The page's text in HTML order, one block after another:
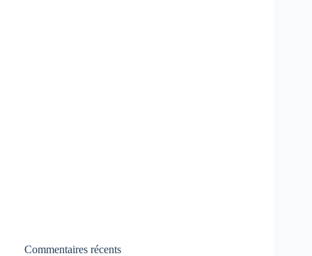
Commentaires récents